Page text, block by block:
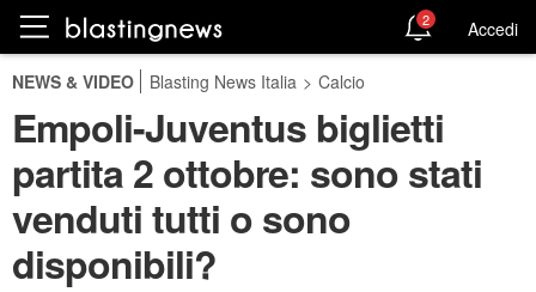
2 Accedi
NEWS & VIDEO Blasting News Italia > Calcio
Empoli-Juventus biglietti
partita 2 ottobre: sono stati
venduti tutti o sono
disponibili?